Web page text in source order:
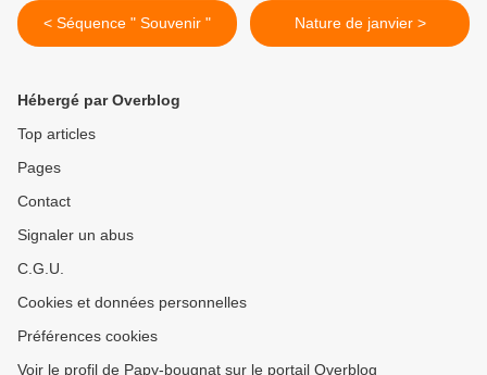
< Séquence " Souvenir " Nature de janvier >
Hébergé par Overblog
Top articles
Pages
Contact
Signaler un abus
C.G.U.
Cookies et données personnelles
Préférences cookies
Voir le profil de Papy-bougnat sur le portail Overblog